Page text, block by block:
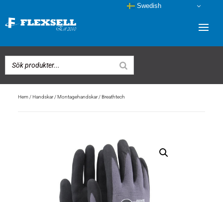
Hem/Handskar/Montagehandskar/ Breathtech
Swedish